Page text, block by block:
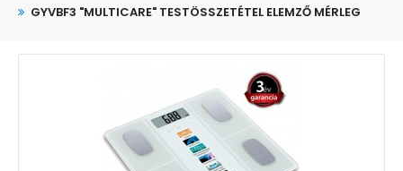
GYVBF3 "MULTICARE" TESTÖSSZETÉTEL ELEMZŐ MÉRLEG